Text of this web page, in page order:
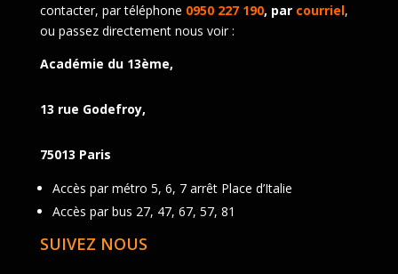
contacter, par téléphone 0950 227 190, par courriel,
ou passez directement nous voir :
Académie du 13ème,
13 rue Godefroy,
75013 Paris
Accès par métro 5, 6, 7 arrêt Place d’Italie
Accès par bus 27, 47, 67, 57, 81
SUIVEZ NOUS